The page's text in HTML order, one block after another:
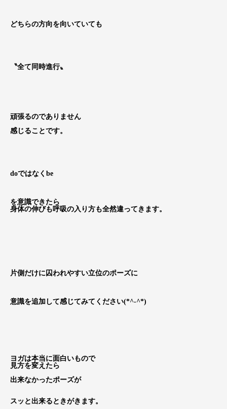
どちらの方向を向いていても
〝全て同時進行〟
頑張るのでありません
感じることです。
doではなくbe
を意識できたら
身体の伸びも呼吸の入り方も全然違ってきます。
片側だけに囚われやすい立位のポーズに
意識を追加して感じてみてください(*^-^*)
ヨガは本当に面白いもので
見方を変えたら
出来なかったポーズが
スッと出来るときがきます。